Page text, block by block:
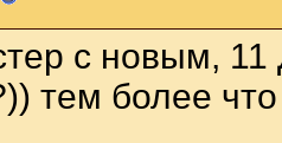
с новым, 11
тем более